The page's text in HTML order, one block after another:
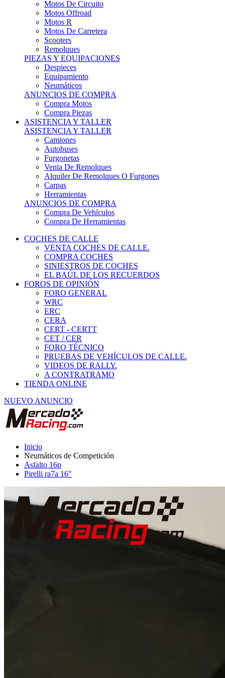
Motos R
Motos De Carretera
Scooters
Remolques
PIEZAS Y EQUIPACIONES
Despieces
Equipamiento
Neumáticos
ANUNCIOS DE COMPRA
Compra Motos
Compra Piezas
ASISTENCIA Y TALLER
ASISTENCIA Y TALLER
Camiones
Autobuses
Furgonetas
Venta De Remolques
Alquiler De Remolques O Furgones
Carpas
Herramientas
ANUNCIOS DE COMPRA
Compra De Vehículos
Compra De Herramientas
COCHES DE CALLE
VENTA COCHES DE CALLE.
COMPRA COCHES
SINIESTROS DE COCHES
EL BAÚL DE LOS RECUERDOS
FOROS DE OPINIÓN
FORO GENERAL
WRC
ERC
CERA
CERT - CERTT
CET / CER
FORO TÉCNICO
PRUEBAS DE VEHÍCULOS DE CALLE.
VIDEOS DE RALLY.
A CONTRATRAMO
TIENDA ONLINE
NUEVO ANUNCIO
Neumáticos de Competición
Asfalto 16p
Pirelli ra7a 16"